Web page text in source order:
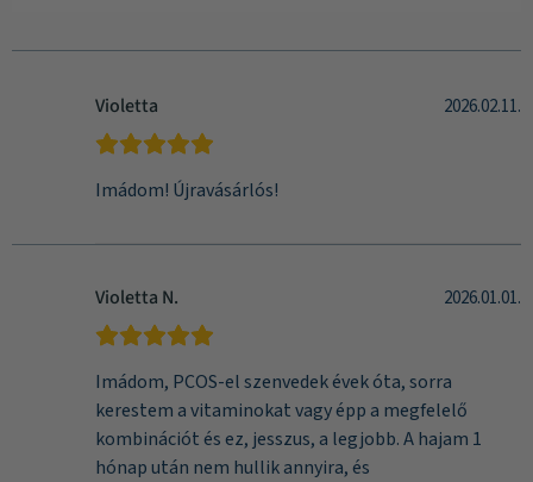
Violetta 2026.02.11.
Imádom! Újravásárlós!
Violetta N. 2026.01.01.
Imádom, PCOS-el szenvedek évek óta, sorra
kerestem a vitaminokat vagy épp a megfelelő
kombinációt és ez, jesszus, a legjobb. A hajam 1
hónap után nem hullik annyira, és